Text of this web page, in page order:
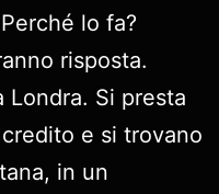
lo fa?
risposta.
Londra. Si presta
e si trovano
in un